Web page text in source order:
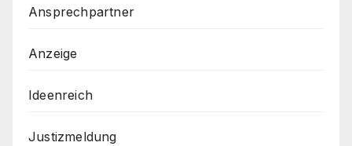
Ansprechpartner
Anzeige
Ideenreich
Justizmeldung